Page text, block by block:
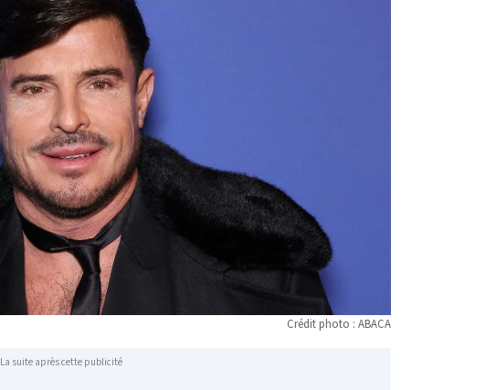
Crédit photo : ABACA
La suite après cette publicité